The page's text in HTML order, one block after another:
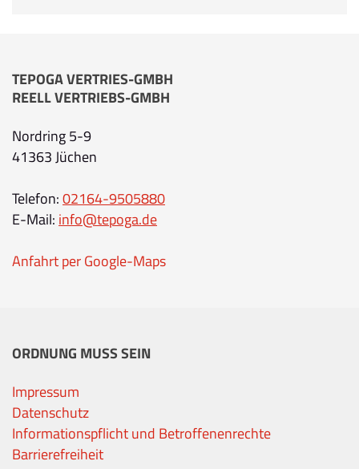
TEPOGA VERTRIES-GMBH
REELL VERTRIEBS-GMBH
Nordring 5-9
41363 Jüchen
Telefon:02164-9505880
E-Mail: info@tepoga.de
Anfahrt per Google-Maps
ORDNUNG MUSS SEIN
Impressum
Datenschutz
Informationspflicht und Betroffenenrechte
Barrierefreiheit